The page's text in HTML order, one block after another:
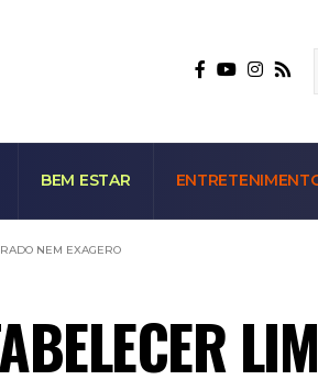
BEM ESTAR
NEM EXAGERO